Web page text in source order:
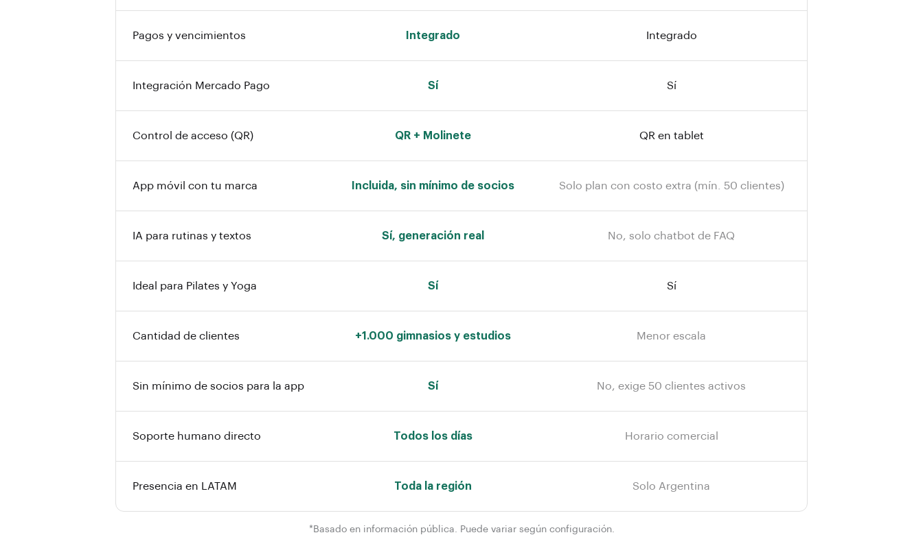
Pagos y vencimientos Integrado Integrado
Integración Mercado Pago Sí Sí
Control de acceso (QR) QR + Molinete QR en tablet
App móvil con tu marca Incluida, sin mínimo de socios Solo plan con costo extra (mín. 50 clientes)
IA para rutinas y textos Sí, generación real No, solo chatbot de FAQ
Ideal para Pilates y Yoga Sí Sí
Cantidad de clientes +1.000 gimnasios y estudios Menor escala
Sin mínimo de socios para la app Sí No, exige 50 clientes activos
Soporte humano directo Todos los días Horario comercial
Presencia en LATAM Toda la región Solo Argentina
*Basado en información pública. Puede variar según configuración.